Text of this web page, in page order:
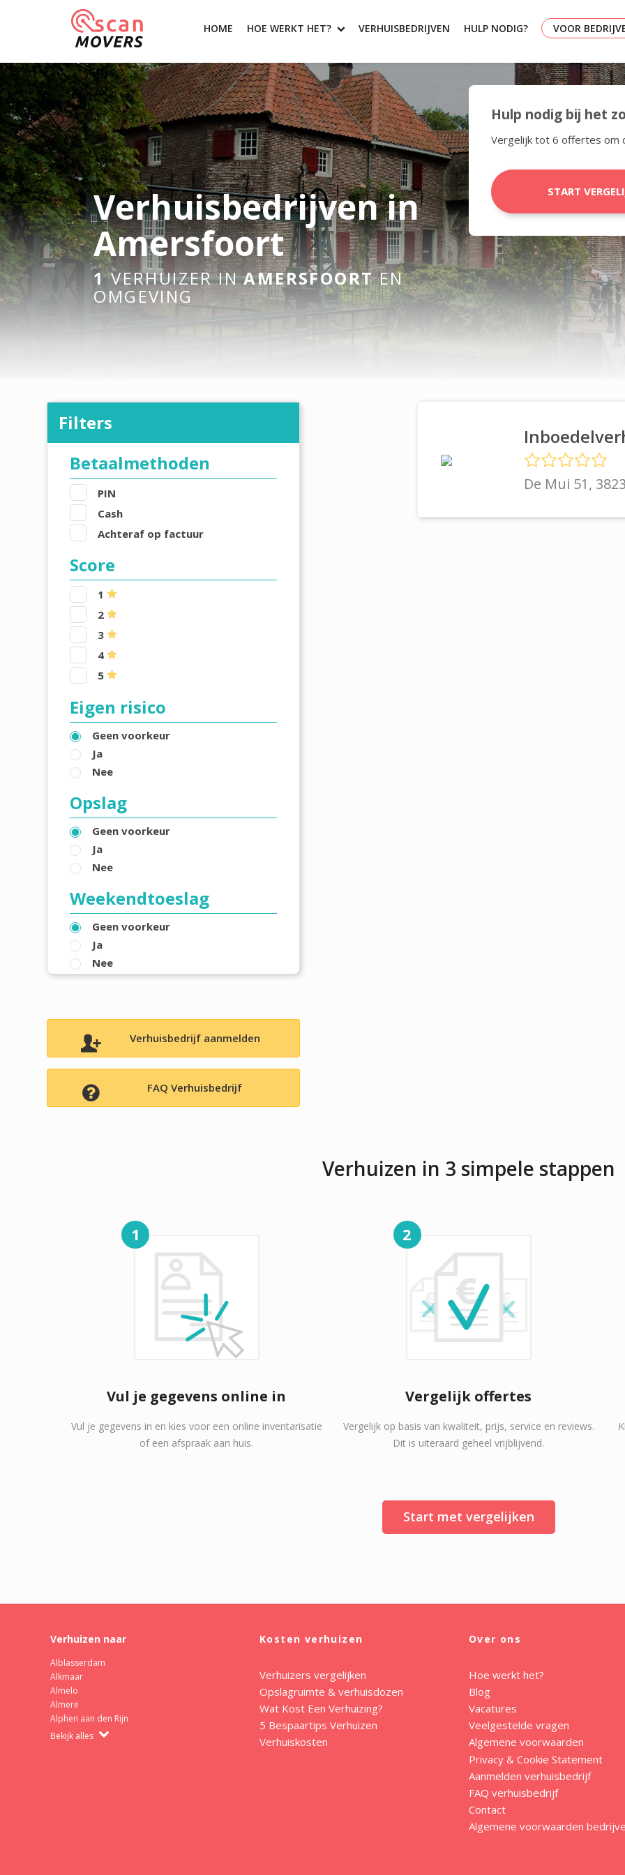
HOME HOE WERKT HET? VERHUISBEDRIJVEN HULP NODIG? VOOR
Verhuisbedrijven in
Amersfoort
1VERHUIZER INAMERSFOORTEN
OMGEVING
Hulp nodig bij het
Vergelijk tot 6 offertes om
START
Filters
Betaalmethoden
PIN
Cash
Achteraf op factuur
Score
1
2
3
4
5
Eigen risico
Geen voorkeur
Ja
Nee
Opslag
Geen voorkeur
Ja
Nee
Weekendtoeslag
Geen voorkeur
Ja
Nee
Verhuisbedrijf aanmelden
FAQ Verhuisbedrijf
De Mui 51,
Verhuizen in 3 simpele stappen
1
Vul je gegevens online in
Vul je gegevens in en kies voor een online inventarisatie
of een afspraak aan huis.
2
Vergelijk offertes
Vergelijk op basis van kwaliteit, prijs, service en reviews.
Dit is uiteraard geheel vrijblijvend.
Start met vergelijken
Verhuizen naar
Alblasserdam
Alkmaar
Almelo
Almere
Alphen aan den Rijn
Bekijk alles
Kosten verhuizen
Verhuizers vergelijken
Opslagruimte & verhuisdozen
Wat Kost Een Verhuizing?
5 Bespaartips Verhuizen
Verhuiskosten
Over ons
Hoe werkt het?
Blog
Vacatures
Veelgestelde vragen
Algemene voorwaarden
Privacy & Cookie Statement
Aanmelden verhuisbedrijf
FAQ verhuisbedrijf
Contact
Algemene voorwaarden